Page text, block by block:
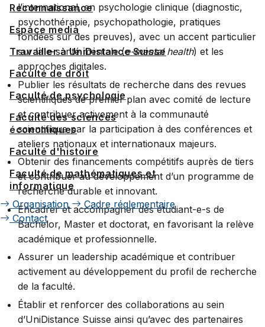
Reconnaissance
Espace media
Travailler à UniDistance Suisse
Faculté de droit
Faculté de psychologie
Faculté des sciences
économiques
Faculté d'histoire
Faculté de mathématiques et
informatique
Organisation
Cadre réglementaire
Contact
l’international, en psychologie clinique (diagnostic,
psychothérapie, psychopathologie, pratiques
fondées sur des preuves), avec un accent particulier
sur la e-santé mentale (e-mental health) et les
approches digitales.
Publier les résultats de recherche dans des revues
scientifiques de premier plan avec comité de lecture
et contribuer activement à la communauté
scientifique par la participation à des conférences et
ateliers nationaux et internationaux majeurs.
Obtenir des financements compétitifs auprès de tiers
et contribuer au développement d’un programme de
recherche durable et innovant.
Encadrer et accompagner des étudiant-e-s de
Bachelor, Master et doctorat, en favorisant la relève
académique et professionnelle.
Assurer un leadership académique et contribuer
activement au développement du profil de recherche
de la faculté.
Établir et renforcer des collaborations au sein
d’UniDistance Suisse ainsi qu’avec des partenaires